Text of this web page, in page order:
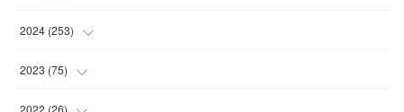
(1)
(3
(1
(3)
(3
(2
2024 (253)
(14 )
(21 )
2023 (75)
(23 )